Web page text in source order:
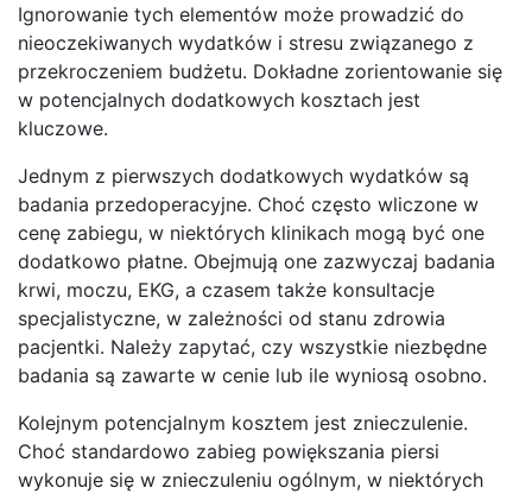
Ignorowanie tych elementów może prowadzić do
nieoczekiwanych wydatków i stresu związanego z
przekroczeniem budżetu. Dokładne zorientowanie się
w potencjalnych dodatkowych kosztach jest
kluczowe.
Jednym z pierwszych dodatkowych wydatków są
badania przedoperacyjne. Choć często wliczone w
cenę zabiegu, w niektórych klinikach mogą być one
dodatkowo płatne. Obejmują one zazwyczaj badania
krwi, moczu, EKG, a czasem także konsultacje
specjalistyczne, w zależności od stanu zdrowia
pacjentki. Należy zapytać, czy wszystkie niezbędne
badania są zawarte w cenie lub ile wyniosą osobno.
Kolejnym potencjalnym kosztem jest znieczulenie.
Choć standardowo zabieg powiększania piersi
wykonuje się w znieczuleniu ogólnym, w niektórych